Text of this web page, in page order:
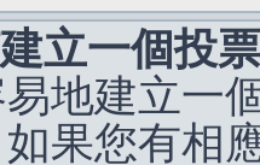
立一個投
地建立一
果您有相